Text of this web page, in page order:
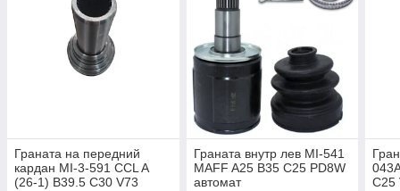
Граната на передний
кардан MI-3-591 CCL A
(26-1) B39.5 C30 V73
Граната внутр лев MI-541
MAFF A25 B35 C25 PD8W
автомат
C25